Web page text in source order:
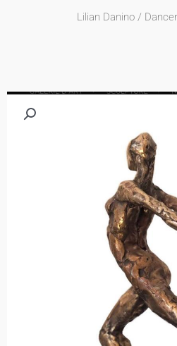
Lilian Danino/